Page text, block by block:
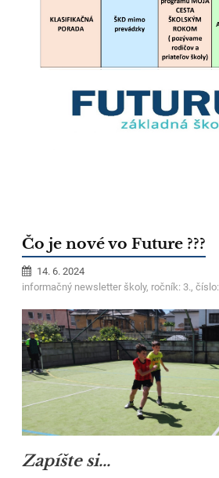
Čo je nové vo Future ???
14. 6. 2024
informačný newsletter školy, ročník: 3., číslo:
Zapíšte si...